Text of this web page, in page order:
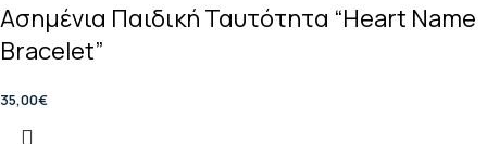
Ασημένια Παιδική Ταυτότητα “Heart Name
Bracelet”
35,00€